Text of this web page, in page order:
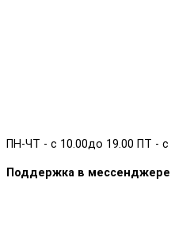
ПН-ЧТ - с 10.00до 19.00 ПТ -
Поддержка в мессенджере